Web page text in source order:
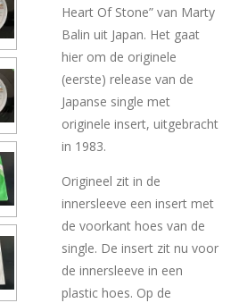
Heart Of Stone” van Marty
Balin uit Japan. Het gaat
hier om de originele
(eerste) release van de
Japanse single met
originele insert, uitgebracht
in 1983.
Origineel zit in de
innersleeve een insert met
de voorkant hoes van de
single. De insert zit nu voor
de innersleeve in een
plastic hoes. Op de